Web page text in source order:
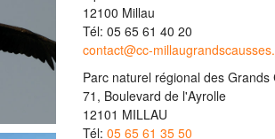
12100 Millau
Tél: 05 65 61 40 20
contact@cc-
Parc naturel régional des Grands
71, Boulevard de l'Ayrolle
12101 MILLAU
Tél: 05 65 61 35 50